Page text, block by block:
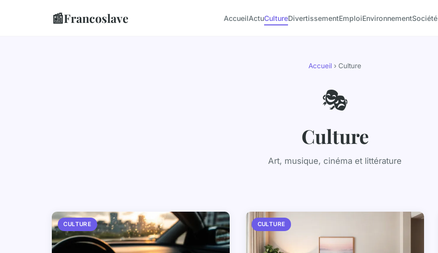
📰Francoslave AccueilActuCultureDivertissementEmploiEnvironnementSociété
Accueil › Culture
🎭
Culture
Art, musique, cinéma et littérature
CULTURE CULTURE